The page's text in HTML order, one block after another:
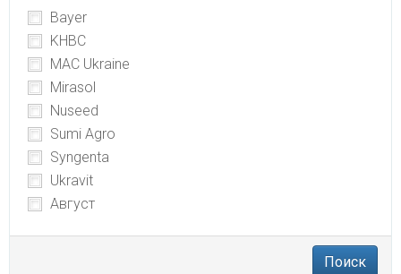
Bayer
KHBC
MAC Ukraine
Mirasol
Nuseed
Sumi Agro
Syngenta
Ukravit
Август
Поиск